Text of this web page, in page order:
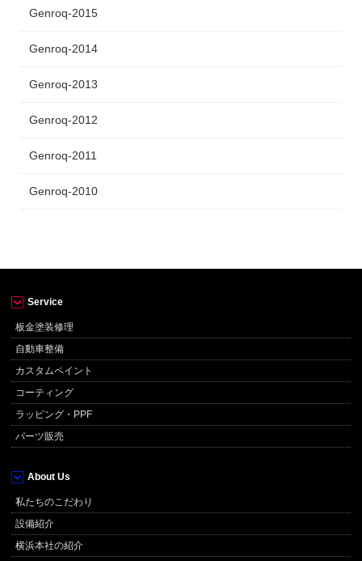
Genroq-2015
Genroq-2014
Genroq-2013
Genroq-2012
Genroq-2011
Genroq-2010
Service
板金塗装修理
自動車整備
カスタムペイント
コーティング
ラッピング・PPF
パーツ販売
About Us
私たちのこだわり
設備紹介
横浜本社の紹介